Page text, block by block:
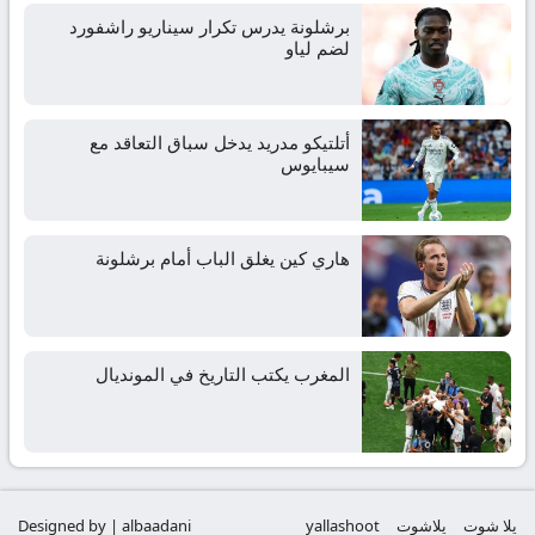
برشلونة يدرس تكرار سيناريو راشفورد
لضم لياو
أتلتيكو مدريد يدخل سباق التعاقد مع
سيبايوس
هاري كين يغلق الباب أمام برشلونة
المغرب يكتب التاريخ في المونديال
يلا شوت يلاشوت yallashoot
Designed by | albaadani